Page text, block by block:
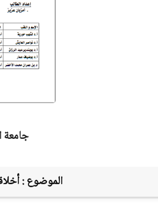
جامعة
الموضوع :